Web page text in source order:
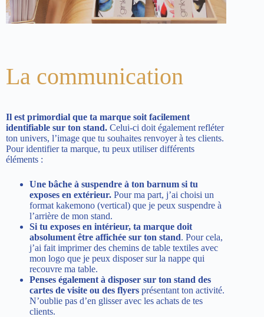
La communication
Il est primordial que ta marque soit facilement
identifiable sur ton stand. Celui-ci doit également refléter
ton univers, l’image que tu souhaites renvoyer à tes clients.
Pour identifier ta marque, tu peux utiliser différents
éléments :
Une bâche à suspendre à ton barnum si tu
exposes en extérieur. Pour ma part, j’ai choisi un
format kakemono (vertical) que je peux suspendre à
l’arrière de mon stand.
Si tu exposes en intérieur, ta marque doit
absolument être affichée sur ton stand. Pour cela,
j’ai fait imprimer des chemins de table textiles avec
mon logo que je peux disposer sur la nappe qui
recouvre ma table.
Penses également à disposer sur ton stand des
cartes de visite ou des flyers présentant ton activité.
N’oublie pas d’en glisser avec les achats de tes
clients.